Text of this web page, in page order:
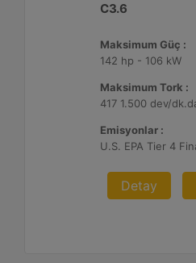
C3.6
Maksimum Güç :
142 hp - 106 kW
Maksimum Tork :
Emisyonlar :
Detay